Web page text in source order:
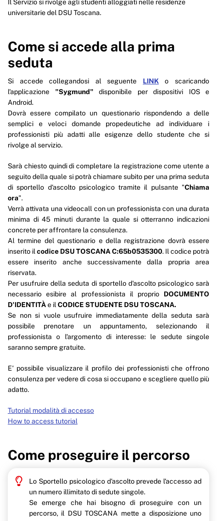
Il Servizio si rivolge agli studenti alloggiati nelle residenze
universitarie del DSU Toscana.
Come si accede alla prima
seduta
Si accede collegandosi al seguente LINK o scaricando
l'applicazione "Sygmund" disponibile per dispositivi IOS e
Android.
Dovrà essere compilato un questionario rispondendo a delle
semplici e veloci domande propedeutiche ad individuare i
professionisti più adatti alle esigenze dello studente che si
rivolge al servizio.
Sarà chiesto quindi di completare la registrazione come utente a
seguito della quale si potrà chiamare subito per una prima seduta
di sportello d'ascolto psicologico tramite il pulsante "Chiama
ora".
Verrà attivata una videocall con un professionista con una durata
minima di 45 minuti durante la quale si otterranno indicazioni
concrete per affrontare la consulenza.
Al termine del questionario e della registrazione dovrà essere
inserito il codice DSU TOSCANA C:65b0535300. Il codice potrà
essere inserito anche successivamente dalla propria area
riservata.
Per usufruire della seduta di sportello d'ascolto psicologico sarà
necessario esibire al professionista il proprio DOCUMENTO
D'IDENTITÀe il CODICE STUDENTE DSU TOSCANA.
Se non si vuole usufruire immediatamente della seduta sarà
possibile prenotare un appuntamento, selezionando il
professionista o l'argomento di interesse: le sedute singole
saranno sempre gratuite.
E' possibile visualizzare il profilo dei professionisti che offrono
consulenza per vedere di cosa si occupano e scegliere quello più
adatto.
Tutorial modalità di accesso
How to access tutorial
Come proseguire il percorso
Lo Sportello psicologico d'ascolto prevede l'accesso ad
un numero illimitato di sedute singole.
Se emerge che hai bisogno di proseguire con un
percorso, il DSU TOSCANA mette a disposizione uno